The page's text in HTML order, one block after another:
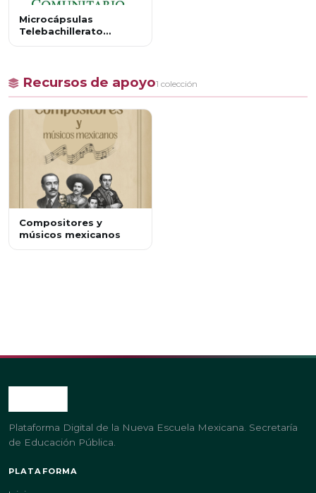
Microcápsulas
Telebachillerato
Recursos de apoyo1 colección
Compositores y
músicos mexicanos
Plataforma Digital de la Nueva Escuela Mexicana. Secretaría
de Educación Pública.
PLATAFORMA